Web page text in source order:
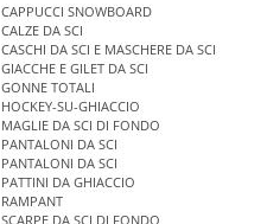
CAPPUCCI SNOWBOARD
CALZE DA SCI
CASCHI DA SCI E MASCHERE DA SCI
GIACCHE E GILET DA SCI
GONNE TOTALI
HOCKEY-SU-GHIACCIO
MAGLIE DA SCI DI FONDO
PANTALONI DA SCI
PANTALONI DA SCI
PATTINI DA GHIACCIO
RAMPANT
SCARPE DA SCI DI FONDO